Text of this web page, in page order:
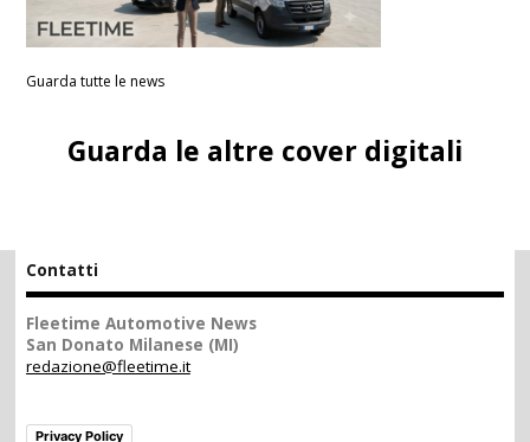
Guarda tutte le news
Guarda le altre cover digitali
Contatti
Fleetime Automotive News
San Donato Milanese (MI)
redazione@fleetime.it
Privacy Policy